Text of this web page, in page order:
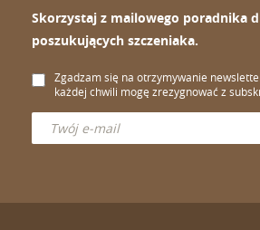
Skorzystaj z mailowego poradnika
poszukujących szczeniaka.
Zgadzam się na otrzymywanie
każdej chwili mogę zrezygnować z